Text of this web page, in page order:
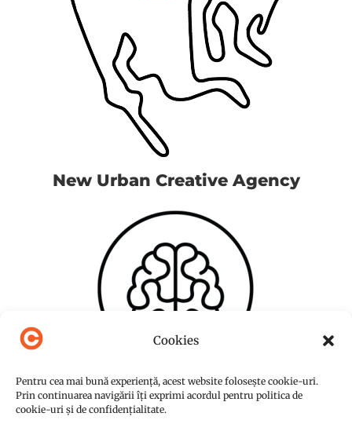
Cookies
Pentru cea mai bună experiență, acest website folosește cookie-uri.
Prin continuarea navigării îți exprimi acordul pentru politica de
cookie-uri și de confidențialitate.
New Urban Creative Agency